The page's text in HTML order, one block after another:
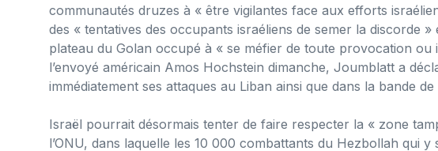
communautés druzes à « être vigilantes face aux efforts
des « tentatives des occupants israéliens de semer la discorde
plateau du Golan occupé à « se méfier de toute provocation ou
l’envoyé américain Amos Hochstein dimanche, Joumblatt a
immédiatement ses attaques au Liban ainsi que dans la bande de
Israël pourrait désormais tenter de faire respecter la « zone
l’ONU, dans laquelle les 10 000 combattants du Hezbollah qui